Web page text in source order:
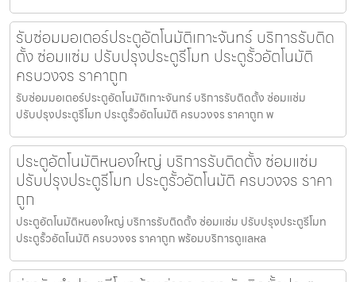
รับซ่อมมอเตอร์ประตูอัตโนมัติเกาะจันทร์ บริการรับติด
ตั้ง ซ่อมแซ่ม ปรับปรุงประตูรีโมท ประตูรั้วอัตโนมัติ
ครบวงจร ราคาถูก
รับซ่อมมอเตอร์ประตูอัตโนมัติเกาะจันทร์ บริการรับติดตั้ง ซ่อมแซ่ม
ปรับปรุงประตูรีโมท ประตูรั้วอัตโนมัติ ครบวงจร ราคาถูก พ
ประตูอัตโนมัติหนองใหญ่ บริการรับติดตั้ง ซ่อมแซ่ม
ปรับปรุงประตูรีโมท ประตูรั้วอัตโนมัติ ครบวงจร ราคา
ถูก
ประตูอัตโนมัติหนองใหญ่ บริการรับติดตั้ง ซ่อมแซ่ม ปรับปรุงประตูรีโมท
ประตูรั้วอัตโนมัติ ครบวงจร ราคาถูก พร้อมบริการดูแลหล